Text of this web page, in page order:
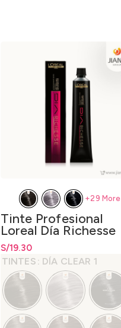
Tinte Profesional
Loreal Día Richesse
50gr. – LO3000D1
S/19.30
Rango de precios: desde
hastaS/19.30
TINTES DÍA CLEAR 1
+29 More